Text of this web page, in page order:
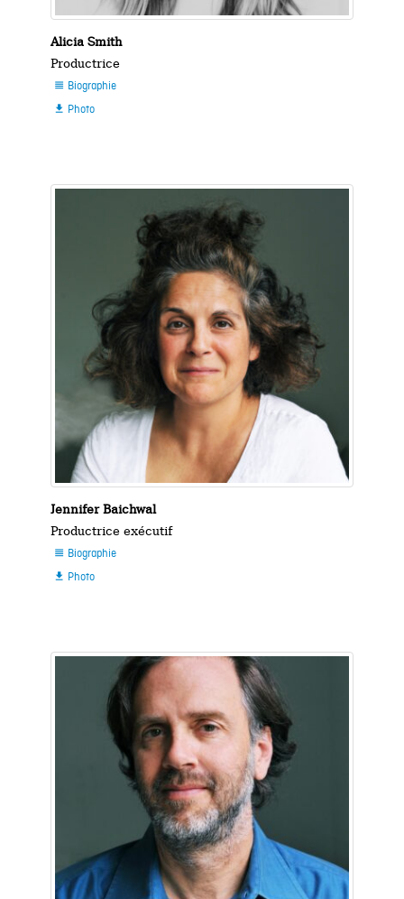
Alicia Smith
Productrice
 Biographie
 Photo
Jennifer Baichwal
Productrice exécutif
 Biographie
 Photo